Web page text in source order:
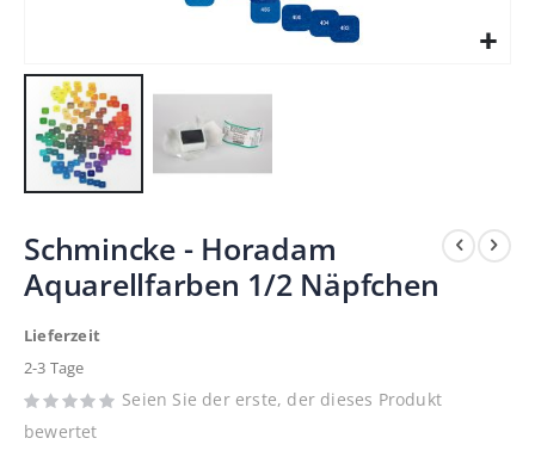
Anfang
der
springen
Schmincke - Horadam
Aquarellfarben 1/2 Näpfchen
Lieferzeit
2-3 Tage
Seien Sie der erste, der dieses Produkt
bewertet